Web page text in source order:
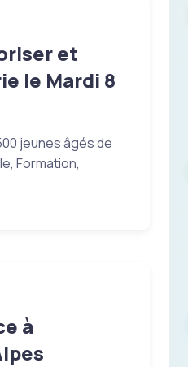
et
le Mardi 8
jeunes âgés de
Formation,
à